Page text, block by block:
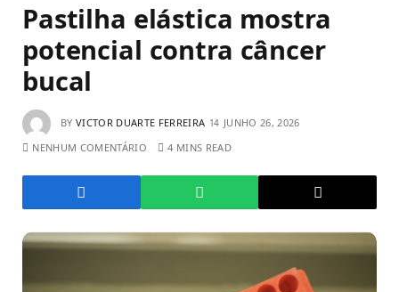
Pastilha elástica mostra
potencial contra câncer
bucal
BY VICTOR DUARTE FERREIRA
JUNHO 26, 2026
NENHUM COMENTÁRIO
4 MINS READ